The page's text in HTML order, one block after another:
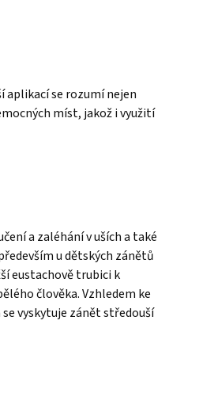
aplikací se rozumí nejen
míst, jakož i využití
a zaléhání v uších a také
u dětských zánětů
eustachově trubici k
člověka. Vzhledem ke
vyskytuje zánět středouší